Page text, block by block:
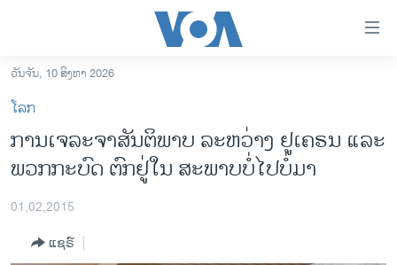
ເຂົ້າ
ຫາ
ຂ້າມ
ຂ້າມ
ຫາ
ການເລືອກຕັ້ງ ປະທານາທີບໍດີ ສະຫະລັດ 2024
ຂ່າວ​ຈີນ
ໂລກ
ວັນຈັນ, 10 ສິງຫາ 2026
ໂລກ
ການເຈລະຈາສັນຕິພາບ ລະຫວ່າງ ຢູເຄຣນ ແລະ
ພວກກະບົດ ຕົກຢູ່ໃນ ສະພາບບໍ່ໄປບໍ່ມາ
01,02,2015
ແຊຣ໌